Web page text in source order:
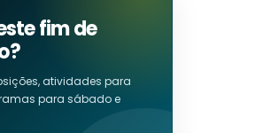
fim de
atividades para
para sábado e